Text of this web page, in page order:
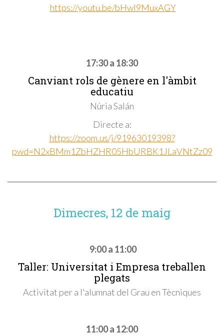
https://youtu.be/bHwI9MuxAGY
17:30 a 18:30
Canviant rols de gènere en l'àmbit
educatiu
Núria Salán
Directe a:
https://zoom.us/j/91963019398?
pwd=N2xBMm1ZbHZHR05HbURBK1JLaVNtZz09
Dimecres, 12 de maig
9:00 a 11:00
Taller: Universitat i Empresa treballen
plegats
Activitat per a l'alumnat del Grau en Tècniques
11:00 a 12:00